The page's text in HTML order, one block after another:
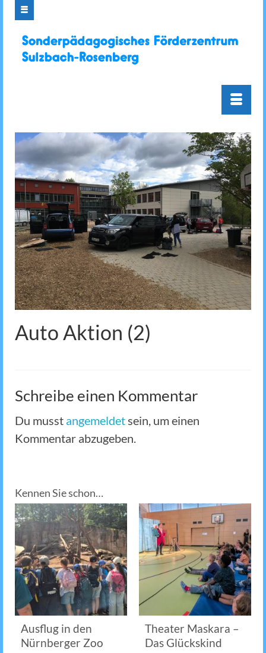
Auto Aktion (2)
Schreibe einen Kommentar
Du musst angemeldetsein, um einen
Kommentar abzugeben.
Kennen Sie schon…
Ausflug in den
Nürnberger Zoo
Theater Maskara –
Das Glückskind